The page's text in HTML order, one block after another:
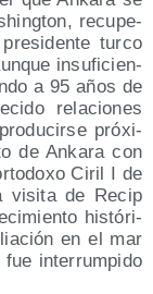
recu­pe­
tur­co
insu­fi­cien­
a 95 años de
rela­cio­nes
pró­xi­
de Anka­ra con
Ciril I de
visi­ta de Recip
his­tó­ri­
en el mar
inte­rrum­pi­do